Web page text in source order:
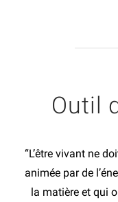
Outil
“L’être vivant ne
animée par de
la matière et qui